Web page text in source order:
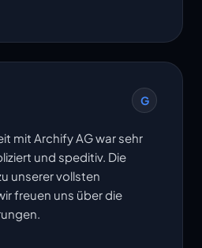
G
mit Archify AG war sehr
und speditiv. Die
unserer vollsten
freuen uns über die